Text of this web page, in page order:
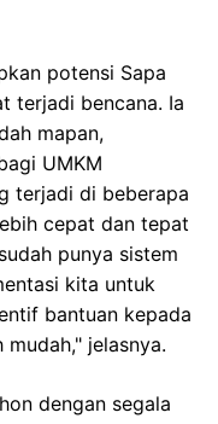
potensi Sapa
terjadi bencana. Ia
mapan,
UMKM
terjadi di beberapa
cepat dan tepat
punya sistem
kita untuk
bantuan kepada
jelasnya.
dengan segala